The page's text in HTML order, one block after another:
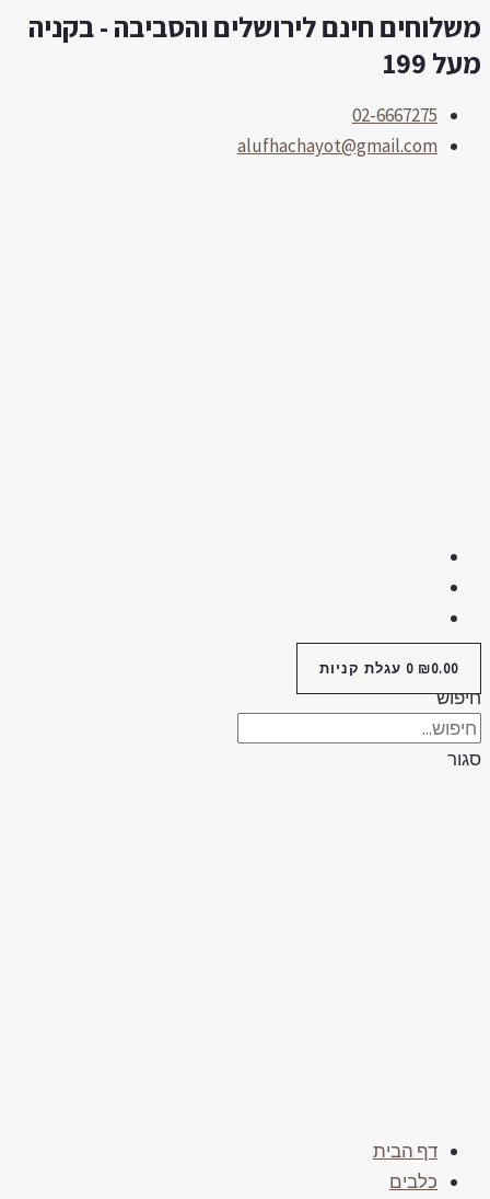
חינם לירושלים והסביבה - בקניה
199
02-6667275
alufhachayot@gmail.com
₪0.00
0 עגלת קניות
דף הבית
כלבים